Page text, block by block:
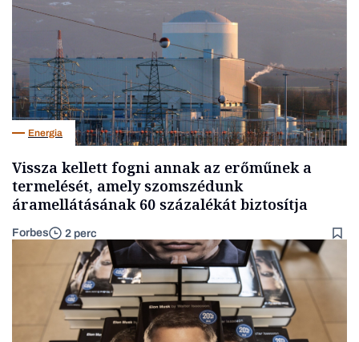
Energia
Vissza kellett fogni annak az erőműnek a
termelését, amely szomszédunk
áramellátásának 60 százalékát biztosítja
Forbes 2 perc